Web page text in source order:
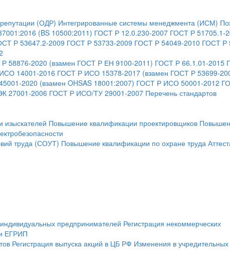
(ОДР) Интегрированные системы менеджмента (ИСМ)
(BS 10500:2011) ГОСТ Р 12.0.230-2007 ГОСТ Р 51705.1-
Р 53647.2-2009 ГОСТ Р 53733-2009 ГОСТ Р 54049-2010 ГОСТ Р
58876-2020 (взамен ГОСТ Р ЕН 9100-2011) ГОСТ Р 66.1.01-2015
14001-2016 ГОСТ Р ИСО 15378-2017 (взамен ГОСТ Р 53699-
2020 (взамен OHSAS 18001:2007) ГОСТ Р ИСО 50001-2012
27001-2006 ГОСТ Р ИСО/ТУ 29001-2007 Перечень стандартов
Повышение квалификации проектировщиков
труда (СОУТ) Повышение квалификации по охране труда
предпринимателей Регистрация некоммерческих
ЕГРИП
Регистрация выпуска акций в ЦБ РФ Изменения в учредительных